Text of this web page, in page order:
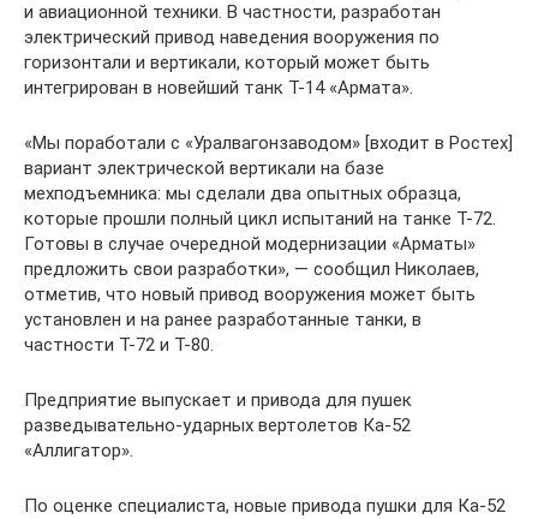
и авиационной техники. В частности, разработан
электрический привод наведения вооружения по
горизонтали и вертикали, который может быть
интегрирован в новейший танк Т-14 «Армата».
«Мы поработали с «Уралвагонзаводом» [входит в Ростех]
вариант электрической вертикали на базе
мехподъемника: мы сделали два опытных образца,
которые прошли полный цикл испытаний на танке Т-72.
Готовы в случае очередной модернизации «Арматы»
предложить свои разработки», — сообщил Николаев,
отметив, что новый привод вооружения может быть
установлен и на ранее разработанные танки, в
частности Т-72 и Т-80.
Предприятие выпускает и привода для пушек
разведывательно-ударных вертолетов Ка-52
«Аллигатор».
По оценке специалиста, новые привода пушки для Ка-52